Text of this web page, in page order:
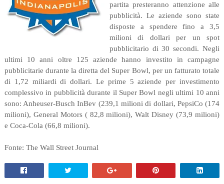
partita presteranno attenzione alle
pubblicità. Le aziende sono state
disposte a spendere fino a 3,5
milioni di dollari per un spot
pubblicitario di 30 secondi. Negli
ultimi 10 anni oltre 125 aziende hanno investito in campagne
pubblicitarie durante la diretta del Super Bowl, per un fatturato totale
di 1,72 miliardi di dollari. Le prime 5 aziende per investimento
complessivo in pubblicità durante il Super Bowl negli ultimi 10 anni
sono: Anheuser-Busch InBev (239,1 milioni di dollari, PepsiCo (174
milioni), General Motors ( 82,8 milioni), Walt Disney (73,9 milioni)
e Coca-Cola (66,8 milioni).
Fonte: The Wall Street Journal